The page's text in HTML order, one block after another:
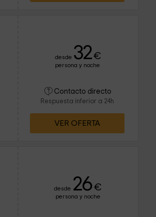
desde 32€
persona y noche
Contacto directo
Respuesta inferior a 24h
VER OFERTA
desde 26 €
persona y noche